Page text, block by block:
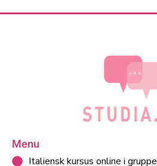
Menu
Italiensk kursus online i gruppe